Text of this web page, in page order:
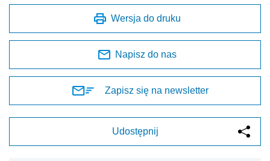
Wersja do druku
Napisz do nas
Zapisz się na newsletter
Udostępnij